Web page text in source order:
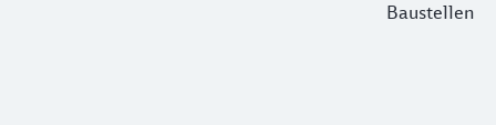
Baustellen